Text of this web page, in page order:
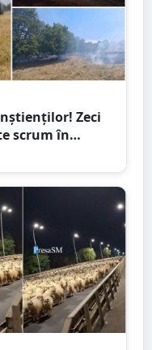
Zeci
scrum în